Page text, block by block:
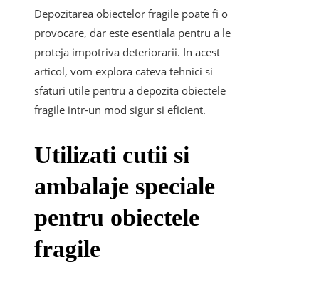
Depozitarea obiectelor fragile poate fi o
provocare, dar este esentiala pentru a le
proteja impotriva deteriorarii. In acest
articol, vom explora cateva tehnici si
sfaturi utile pentru a depozita obiectele
fragile intr-un mod sigur si eficient.
Utilizati cutii si
ambalaje speciale
pentru obiectele
fragile